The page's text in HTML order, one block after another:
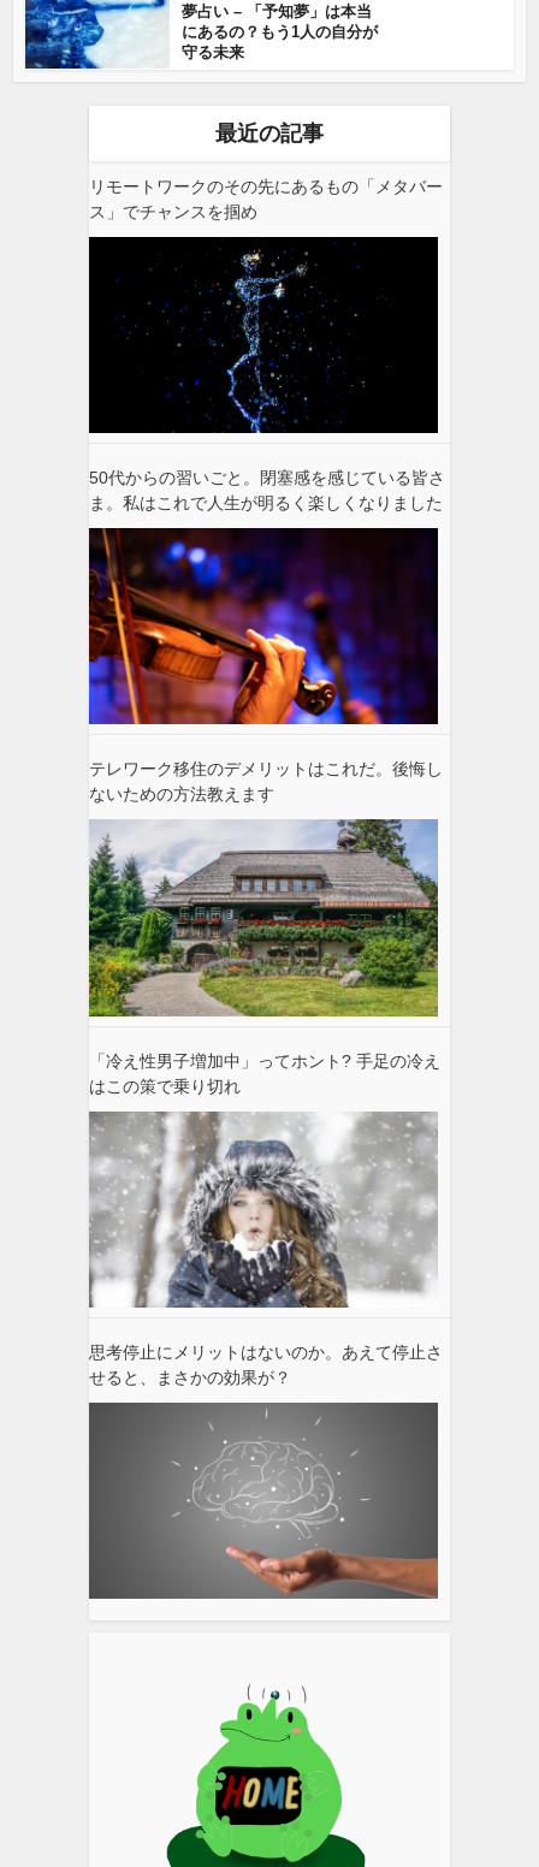
夢占い – 「予知夢」は本当
にあるの？もう1人の自分が
守る未来
最近の記事
リモートワークのその先にあるもの「メタバー
ス」でチャンスを掴め
50代からの習いごと。閉塞感を感じている皆さ
ま。私はこれで人生が明るく楽しくなりました
テレワーク移住のデメリットはこれだ。後悔し
ないための方法教えます
「冷え性男子増加中」ってホント? 手足の冷え
はこの策で乗り切れ
思考停止にメリットはないのか。あえて停止さ
せると、まさかの効果が？